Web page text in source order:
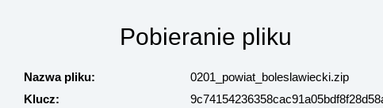
Pobieranie pliku
Nazwa pliku:
0201_powiat_boleslawiecki.zip
Klucz: